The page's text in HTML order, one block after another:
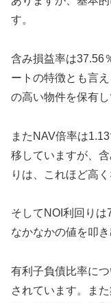
す。
含み損益率は37.56
ートの特徴とも言
の高い物件を保有し
またNAV倍率は
移していますが、
りは、これほど高
そしてNOI利回りは
なかなかの値を叩き
有利子負債比率に
されています。ま